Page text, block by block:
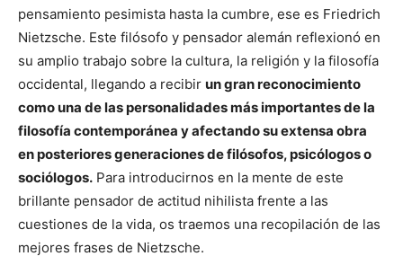
pensamiento pesimista hasta la cumbre, ese es Friedrich
Nietzsche. Este filósofo y pensador alemán reflexionó en
su amplio trabajo sobre la cultura, la religión y la filosofía
occidental, llegando a recibir un gran reconocimiento
como una de las personalidades más importantes de la
filosofía contemporánea y afectando su extensa obra
en posteriores generaciones de filósofos, psicólogos o
sociólogos. Para introducirnos en la mente de este
brillante pensador de actitud nihilista frente a las
cuestiones de la vida, os traemos una recopilación de las
mejores frases de Nietzsche.